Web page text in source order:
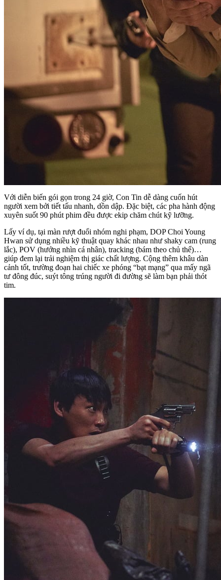
Với diễn biến gói gọn trong 24 giờ, Con Tin dễ dàng cuốn hút
người xem bởi tiết tấu nhanh, dồn dập. Đặc biệt, các pha hành động
xuyên suốt 90 phút phim đều được ekip chăm chút kỹ lưỡng.
Lấy ví dụ, tại màn rượt đuổi nhóm nghi phạm, DOP Choi Young
Hwan sử dụng nhiều kỹ thuật quay khác nhau như shaky cam (rung
lắc), POV (hướng nhìn cá nhân), tracking (bám theo chủ thể)…
giúp đem lại trải nghiệm thị giác chất lượng. Cộng thêm khâu dàn
cảnh tốt, trường đoạn hai chiếc xe phóng “bạt mạng” qua mấy ngã
tư đông đúc, suýt tông trúng người đi đường sẽ làm bạn phải thót
tim.